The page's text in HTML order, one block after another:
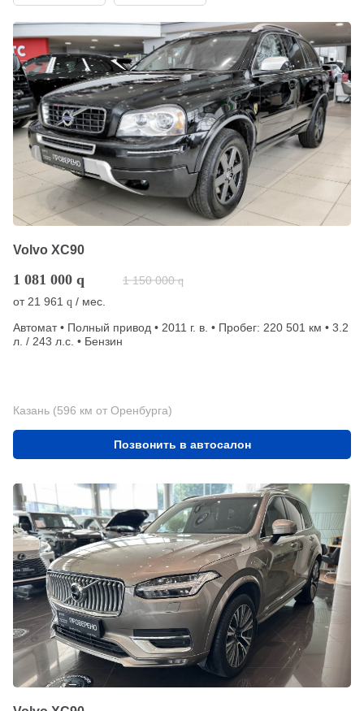
Volvo XC90
1 081 000 q 1 150 000 q
от 21 961 q / мес.
Автомат • Полный привод • 2011 г. в. • Пробег: 220 501 км • 3.2
л. / 243 л.с. • Бензин
Казань (596 км от Оренбурга)
Позвонить в автосалон